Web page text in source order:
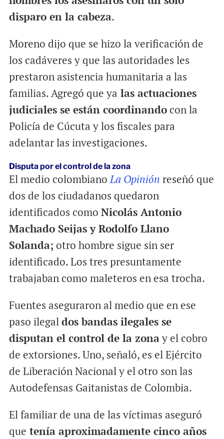
disparo en la cabeza.
Moreno dijo que se hizo la verificación de
los cadáveres y que las autoridades les
prestaron asistencia humanitaria a las
familias. Agregó que ya las actuaciones
judiciales se están coordinandocon la
Policía de Cúcuta y los fiscales para
adelantar las investigaciones.
Disputa por el control de la zona
El medio colombianoLa Opinión reseñó que
dos de los ciudadanos quedaron
identificados como Nicolás Antonio
Machado Seijas y Rodolfo Llano
Solanda; otro hombre sigue sin ser
identificado. Los tres presuntamente
trabajaban como maleteros en esa trocha.
Fuentes aseguraron al medio que en ese
paso ilegaldos bandas ilegales se
disputan el control de la zonay el cobro
de extorsiones. Uno, señaló, es el Ejército
de Liberación Nacional y el otro son las
Autodefensas Gaitanistas de Colombia.
El familiar de una de las víctimas aseguró
que tenía aproximadamente cinco años